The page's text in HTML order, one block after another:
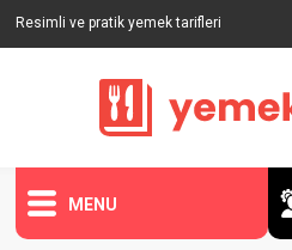
Resimli ve pratik yemek tarifleri
MENU